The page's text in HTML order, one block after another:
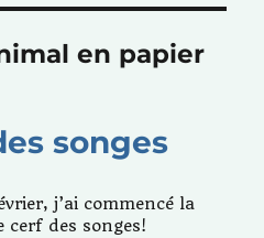
en papier
songes
j’ai commencé la
cerf des songes!